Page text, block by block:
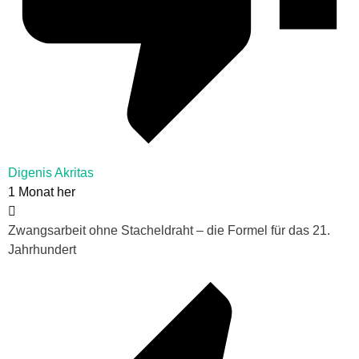
Digenis Akritas
1 Monat her
Zwangsarbeit ohne Stacheldraht – die Formel für das 21.
Jahrhundert